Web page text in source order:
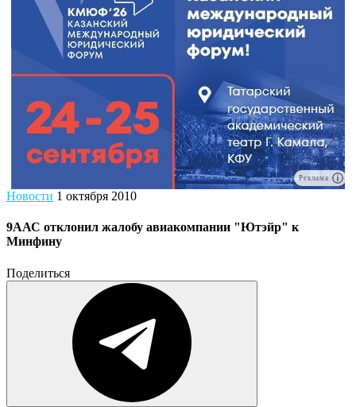
Реклама
Новости 1 октября 2010
9ААС отклонил жалобу авиакомпании "Ютэйр" к
Минфину
Поделиться